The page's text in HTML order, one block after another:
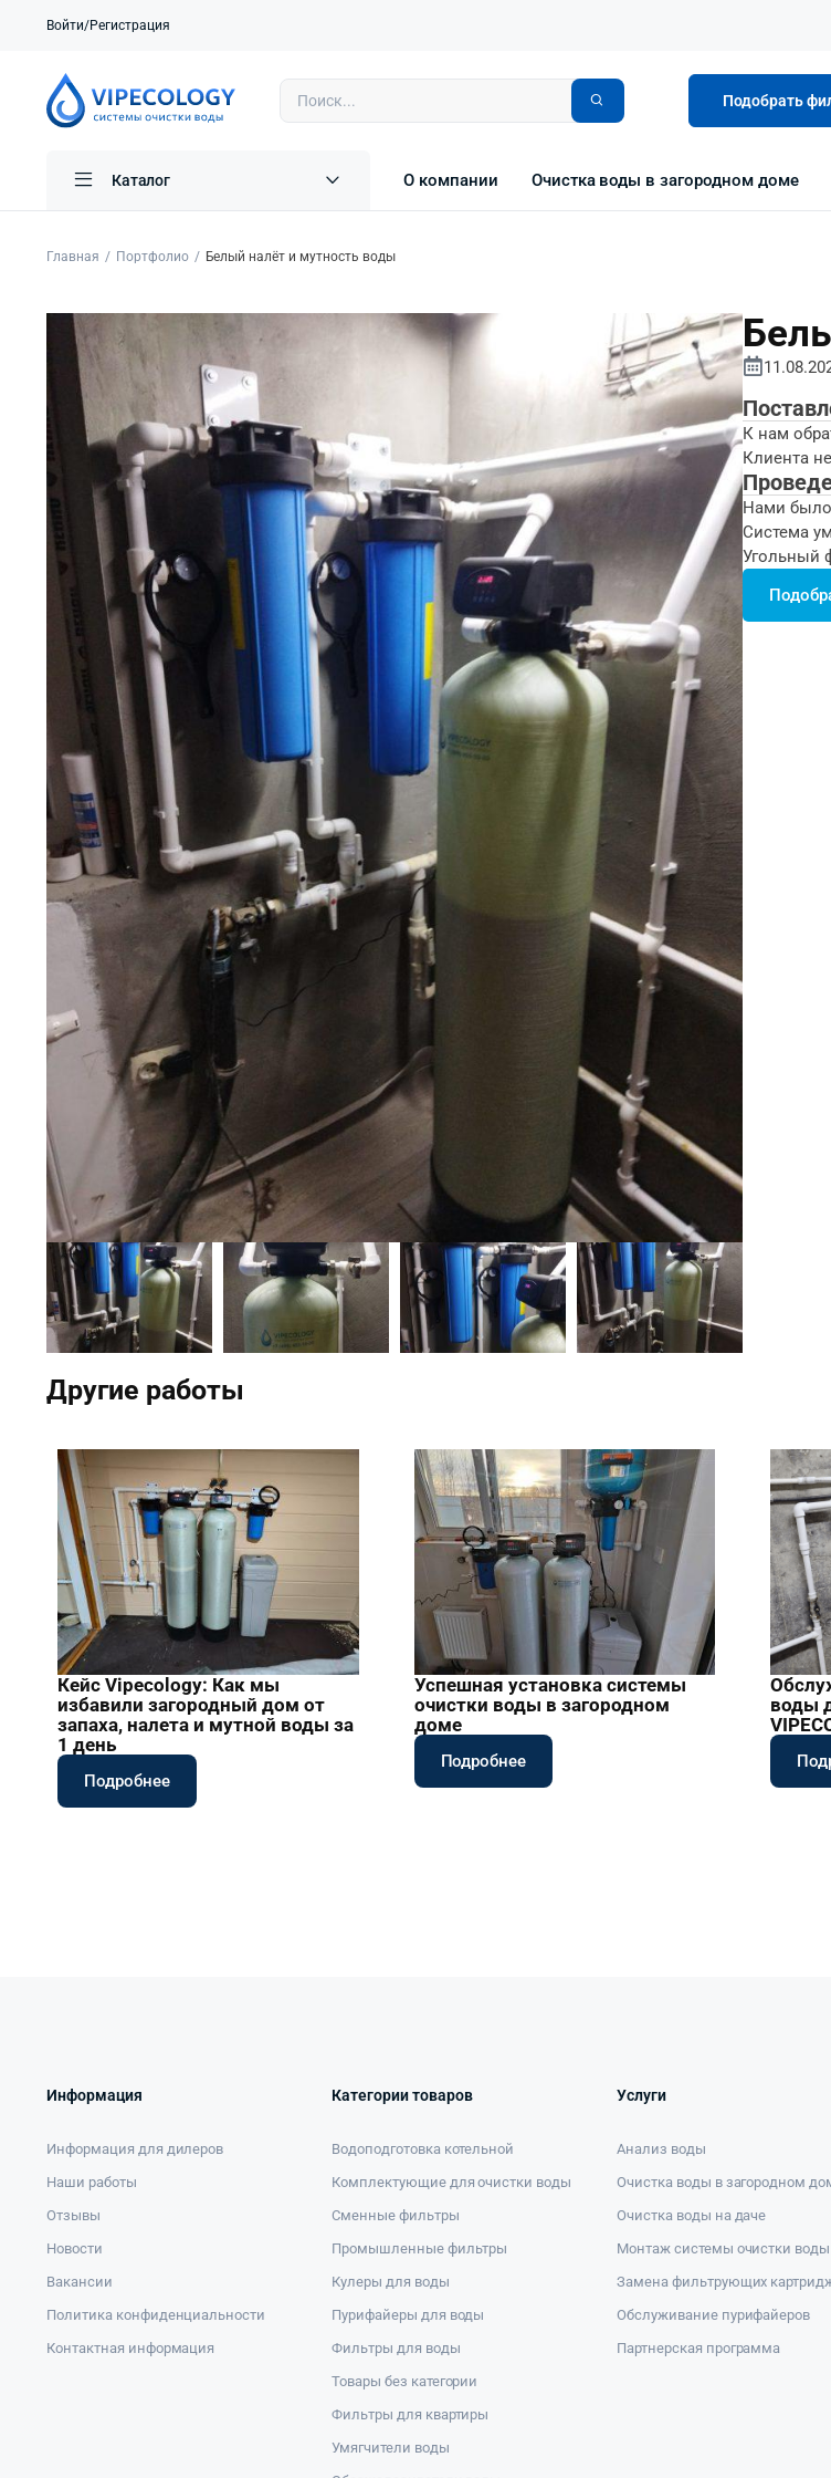
Войти/Регистрация
Подобрать
Каталог О компании Очистка воды в загородном доме
Главная Портфолио Белый налёт и мутность воды
К нам
Клиента
Нами было
Система
Угольный
Другие работы
Кейс Vipecology: Как мы
избавили загородный дом от
запаха, налета и мутной воды за
1 день
Подробнее
Успешная установка системы
очистки воды в загородном
доме
Подробнее
воды
Информация
Информация для дилеров
Наши работы
Отзывы
Новости
Вакансии
Политика конфиденциальности
Контактная информация
Категории товаров
Водоподготовка котельной
Комплектующие для очистки воды
Сменные фильтры
Промышленные фильтры
Кулеры для воды
Пурифайеры для воды
Фильтры для воды
Товары без категории
Фильтры для квартиры
Умягчители воды
Услуги
Анализ воды
Очистка воды в загородном
Очистка воды на даче
Монтаж системы очистки воды
Замена фильтрующих
Обслуживание пурифайеров
Партнерская программа